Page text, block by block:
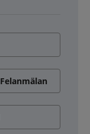
Felanmälan